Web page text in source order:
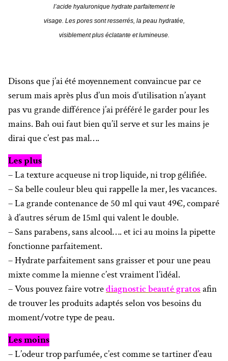
l’acide hyaluronique hydrate parfaitement le
visage. Les pores sont resserrés, la peau hydratée,
visiblement plus éclatante et lumineuse.
Disons que j’ai été moyennement convaincue par ce
serum mais après plus d’un mois d’utilisation n’ayant
pas vu grande différence j’ai préféré le garder pour les
mains. Bah oui faut bien qu’il serve et sur les mains je
dirai que c’est pas mal….
Les plus
– La texture acqueuse ni trop liquide, ni trop gélifiée.
– Sa belle couleur bleu qui rappelle la mer, les vacances.
– La grande contenance de 50 ml qui vaut 49€, comparé
à d’autres sérum de 15ml qui valent le double.
– Sans parabens, sans alcool…. et ici au moins la pipette
fonctionne parfaitement.
– Hydrate parfaitement sans graisser et pour une peau
mixte comme la mienne c’est vraiment l’idéal.
– Vous pouvez faire votrediagnostic beauté gratosafin
de trouver les produits adaptés selon vos besoins du
moment/votre type de peau.
Les moins
– L’odeur trop parfumée, c’est comme se tartiner d’eau